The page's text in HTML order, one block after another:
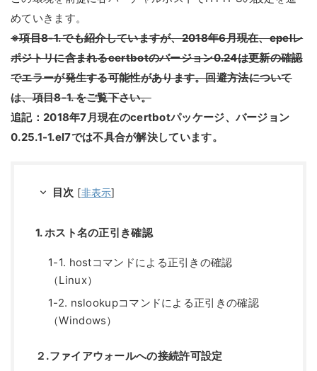
めていきます。
※項目8-1. でも紹介していますが、2018年6月現在、epelレ
ポジトリに含まれるcertbotのバージョン0.24は更新の確認
でエラーが発生する可能性があります。回避方法について
は、項目8-1. をご覧下さい。
追記：2018年7月現在のcertbotパッケージ、バージョン
0.25.1-1.el7では不具合が解決しています。
目次 [非表示]
1. ホスト名の正引き確認
1-1. hostコマンドによる正引きの確認
（Linux）
1-2. nslookupコマンドによる正引きの確認
（Windows）
２.ファイアウォールへの接続許可設定